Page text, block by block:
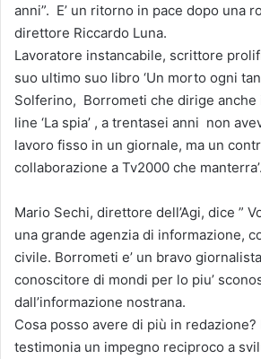
anni”. E’ un ritorno in pace dopo una
direttore Riccardo Luna.
Lavoratore instancabile, scrittore
suo ultimo suo libro ‘Un morto ogni
Solferino, Borrometi che dirige anche
line ‘La spia’ , a trentasei anni non
lavoro fisso in un giornale, ma un
collaborazione a Tv2000 che manterra’.
Mario Sechi, direttore dell’Agi, dice ”
una grande agenzia di informazione,
civile. Borrometi e’ un bravo
conoscitore di mondi per lo piu’
dall’infor‎mazione nostrana.
Cosa posso avere di più in
testimonia un impegno reciproco a